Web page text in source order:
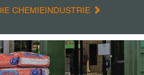
CHEMIEINDUSTRIE